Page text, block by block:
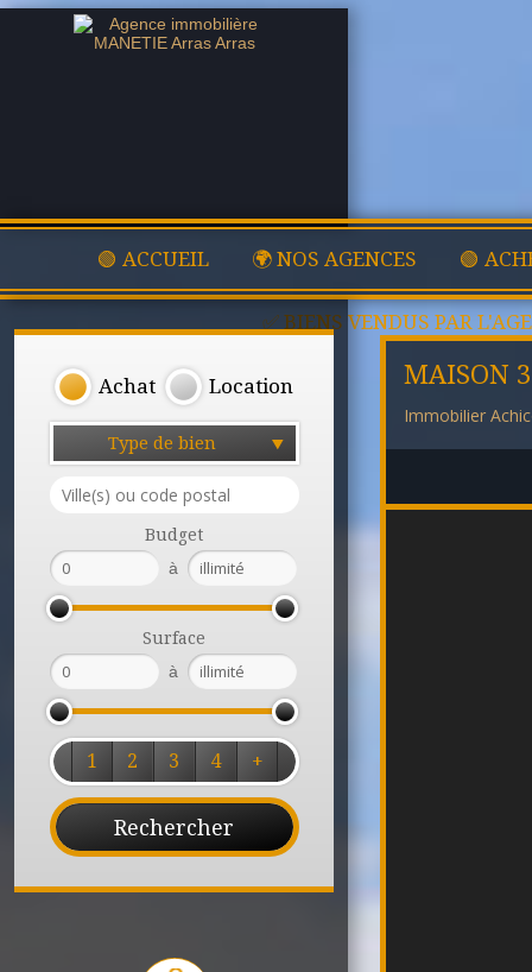
🟢 ACCUEIL 🌍 NOS AGENCES 🟢
✅ BIENS VENDUS PAR
Achat Location
Type de bien
Budget
à
Surface
à
1 2 3 4 +
MAISON
Immobilier